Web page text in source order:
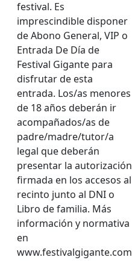
festival. Es
imprescindible disponer
de Abono General, VIP o
Entrada De Día de
Festival Gigante para
disfrutar de esta
entrada. Los/as menores
de 18 años deberán ir
acompañados/as de
padre/madre/tutor/a
legal que deberán
presentar la autorización
firmada en los accesos al
recinto junto al DNI o
Libro de familia. Más
información y normativa
en
www.festivalgigante.com